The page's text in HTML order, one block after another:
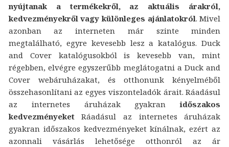
nyújtanak a termékekről, az aktuális árakról,
kedvezményekről vagy különleges ajánlatokról. Mivel
azonban az interneten már szinte minden
megtalálható, egyre kevesebb lesz a katalógus. Duck
and Cover katalógusokból is kevesebb van, mint
régebben, elvégre egyszerűbb meglátogatni a Duck and
Cover webáruházakat, és otthonunk kényelméből
összehasonlítani az egyes viszonteladók árait. Ráadásul
az internetes áruházak gyakranidőszakos
kedvezményeketRáadásul az internetes áruházak
gyakran időszakos kedvezményeket kínálnak, ezért az
azonnali vásárlás lehetősége otthonról az ár